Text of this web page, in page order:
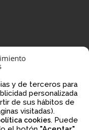
y de terceros para
personalizada
de sus hábitos de
visitadas).
cookies. Puede